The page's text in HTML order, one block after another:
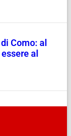
Como: al
al